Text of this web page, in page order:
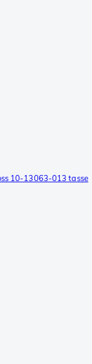
10-13063-013 tasse